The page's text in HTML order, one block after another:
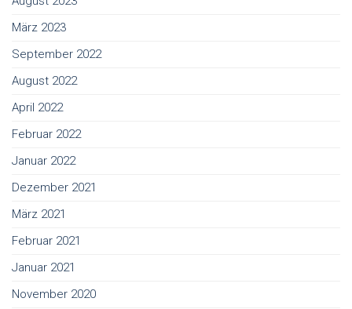
März 2023
September 2022
August 2022
April 2022
Februar 2022
Januar 2022
Dezember 2021
März 2021
Februar 2021
Januar 2021
November 2020